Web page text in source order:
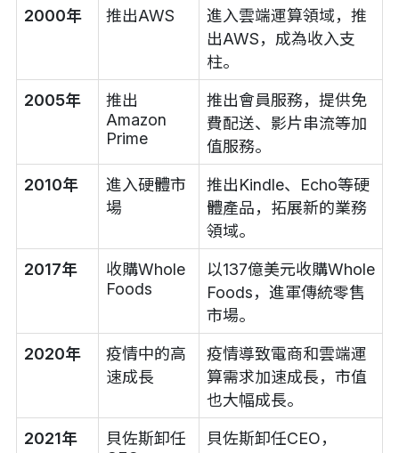
2000年 推出AWS
進入雲端運算領域，推
出AWS，成為收入支
柱。
2005年
推出
Amazon
Prime
推出會員服務，提供免
費配送、影片串流等加
值服務。
2010年
進入硬體市
場
推出Kindle、Echo等硬
體產品，拓展新的業務
領域。
2017年
收購Whole
Foods
以137億美元收購Whole
Foods，進軍傳統零售
市場。
2020年
疫情中的高
速成長
疫情導致電商和雲端運
算需求加速成長，市值
也大幅成長。
2021年
貝佐斯卸任
貝佐斯卸任CEO，